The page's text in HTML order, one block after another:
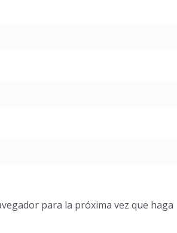
para la próxima vez que haga